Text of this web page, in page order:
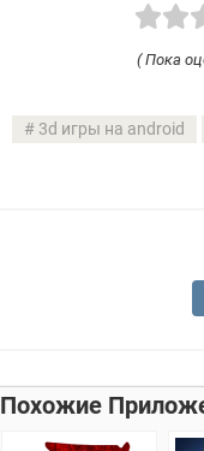
( Пока
3d игры на android
Похожие